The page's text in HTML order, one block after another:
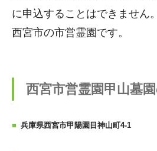
に申込することはできません。
西宮市の市営霊園です。
西宮市営霊園甲山墓
兵庫県西宮市甲陽園目神山町4-1